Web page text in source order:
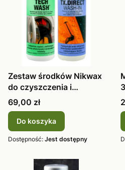
Zestaw środków Nikwax
do czyszczenia i
impregnacji
Cena
69,00 zł
Do koszyka
Dostępność: Jest dostępny